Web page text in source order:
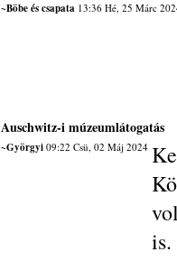
~Böbe és csapata13:36 Hé, 25 Márc
Auschwitz-i múzeumlátogatás
~Györgyi09:22 Csü, 02 Máj 2024
is.